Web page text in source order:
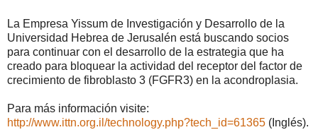
La Empresa Yissum de Investigación y Desarrollo de la
Universidad Hebrea de Jerusalén está buscando socios
para continuar con el desarrollo de la estrategia que ha
creado para bloquear la actividad del receptor del factor de
crecimiento de fibroblasto 3 (FGFR3) en la acondroplasia.
Para más información visite:
http://www.ittn.org.il/technology.php?tech_id=61365 (Inglés).